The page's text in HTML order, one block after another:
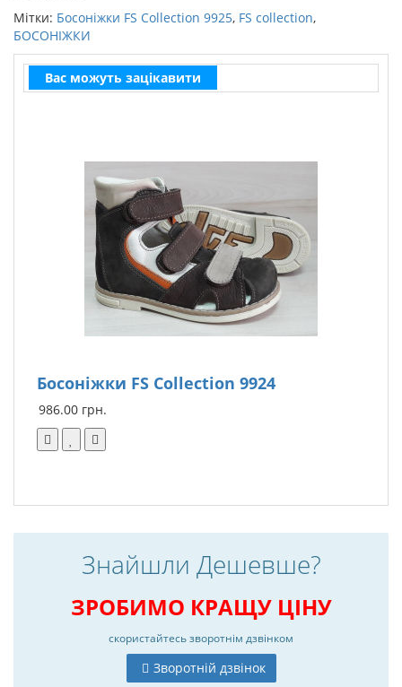
Мітки: Босоніжки FS Collection 9925, FS collection,
БОСОНІЖКИ
Вас можуть зацікавити
Босоніжки FS Collection 9924
986.00 грн.
Знайшли Дешевше?
ЗРОБИМО КРАЩУ ЦІНУ
скористайтесьзворотнім дзвінком
Зворотній дзвінок